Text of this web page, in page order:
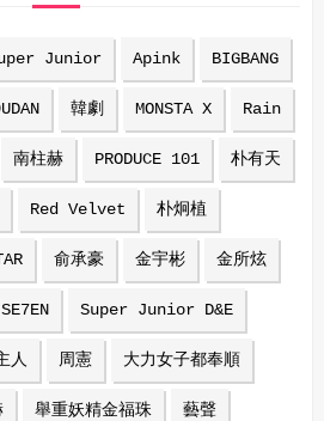
Junior Apink BIGBANG
韓劇 MONSTA X Rain
南柱赫 PRODUCE 101 朴有天
Red Velvet 朴炯植
俞承豪 金宇彬 金所炫
SE7EN Super Junior D&E
人 周憲 大力女子都奉順
舉重妖精金福珠 藝聲